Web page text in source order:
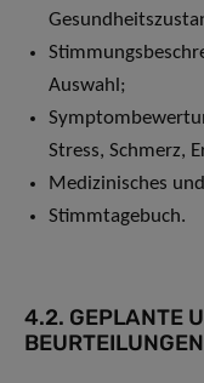
Auswahl;
Stress, Schmerz,
Medizinisches
Stimmtagebuch.
4.2. GEPLANTE
BEURTEILUNGEN